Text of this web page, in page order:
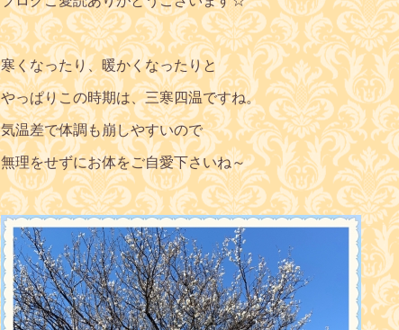
寒くなったり、暖かくなったりと
やっぱりこの時期は、三寒四温ですね。
気温差で体調も崩しやすいので
無理をせずにお体をご自愛下さいね～